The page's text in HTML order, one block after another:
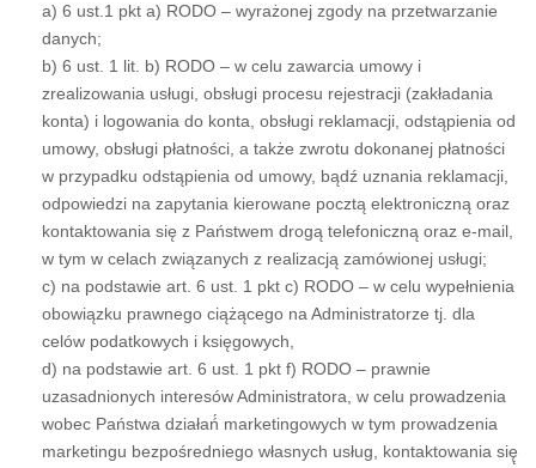
a) 6 ust.1 pkt a) RODO – wyrażonej zgody na przetwarzanie
danych;
b) 6 ust. 1 lit. b) RODO – w celu zawarcia umowy i
zrealizowania usługi, obsługi procesu rejestracji (zakładania
konta) i logowania do konta, obsługi reklamacji, odstąpienia od
umowy, obsługi płatności, a także zwrotu dokonanej płatności
w przypadku odstąpienia od umowy, bądź uznania reklamacji,
odpowiedzi na zapytania kierowane pocztą elektroniczną oraz
kontaktowania się z Państwem drogą telefoniczną oraz e-mail,
w tym w celach związanych z realizacją zamówionej usługi;
c) na podstawie art. 6 ust. 1 pkt c) RODO – w celu wypełnienia
obowiązku prawnego ciążącego na Administratorze tj. dla
celów podatkowych i księgowych,
d) na podstawie art. 6 ust. 1 pkt f) RODO – prawnie
uzasadnionych interesów Administratora, w celu prowadzenia
wobec Państwa działań́ marketingowych w tym prowadzenia
marketingu bezpośredniego własnych usług, kontaktowania się̨